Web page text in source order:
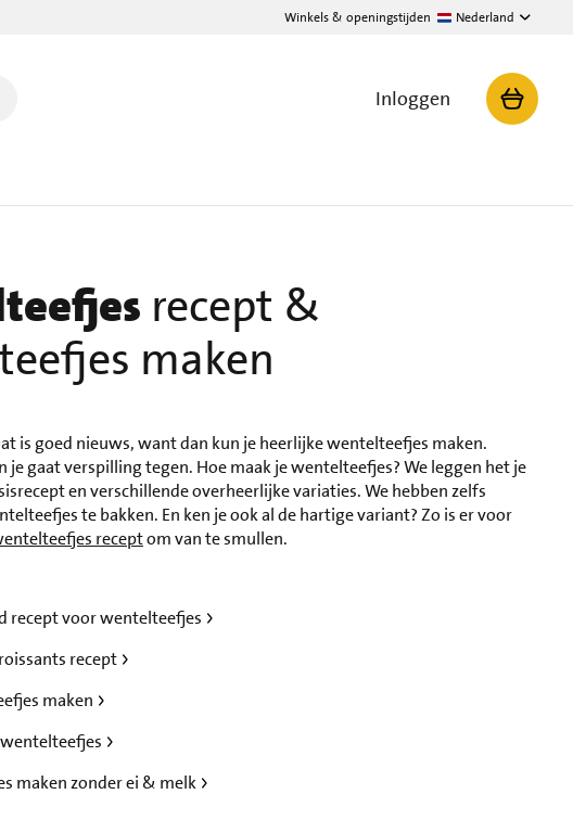
Winkels & openingstijden Nederland
Inloggen
recept &
maken
is goed nieuws, want dan kun je heerlijke wentelteefjes maken.
je gaat verspilling tegen. Hoe maak je wentelteefjes? We leggen het je
en verschillende overheerlijke variaties. We hebben zelfs
te bakken. En ken je ook al de hartige variant? Zo is er voor
receptom van te smullen.
recept voor wentelteefjes
recept
maken
maken zonder ei & melk